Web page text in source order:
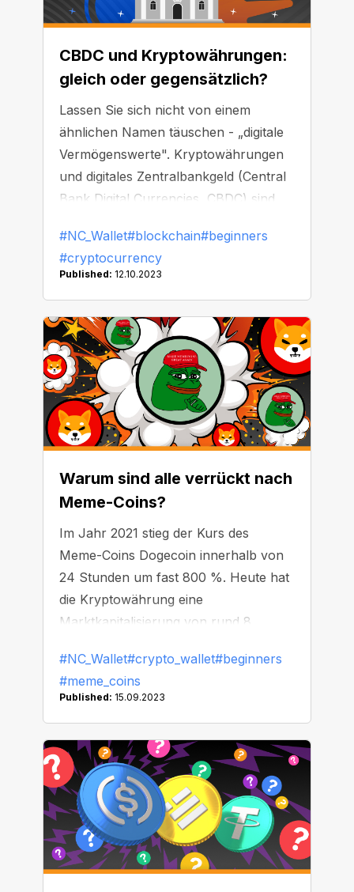
CBDC und Kryptowährungen:
gleich oder gegensätzlich?
Lassen Sie sich nicht von einem
ähnlichen Namen täuschen - „digitale
Vermögenswerte". Kryptowährungen
und digitales Zentralbankgeld (Central
Bank Digital Currencies, CBDC) sind
Konzepte. In diesem Artikel werden wir
die wichtigsten Unterschiede auflisten.
#NC_Wallet#blockchain#beginners
#cryptocurrency
Published: 12.10.2023
Warum sind alle verrückt nach
Meme-Coins?
Im Jahr 2021 stieg der Kurs des
Meme-Coins Dogecoin innerhalb von
24 Stunden um fast 800 %. Heute hat
die Kryptowährung eine
Marktkapitalisierung von rund 8
Gründe für ein solch gigantisches
Wachstum und was ist der Sinn von
#NC_Wallet#crypto_wallet#beginners
#meme_coins
Published: 15.09.2023